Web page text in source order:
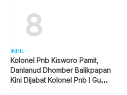
8
INIHL
Kolonel Pnb Kisworo Pamit,
Danlanud Dhomber Balikpapan
Kini Dijabat Kolonel Pnb I Gusti